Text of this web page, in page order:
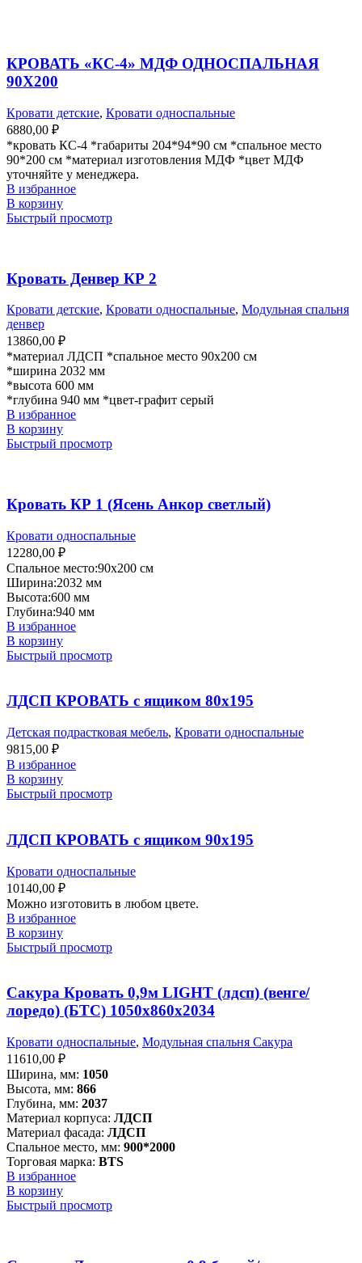
КРОВАТЬ «КС-4» МДФ ОДНОСПАЛЬНАЯ
90Х200
Кровати детские, Кровати односпальные
6880,00 ₽
*кровать КС-4 *габариты 204*94*90 см *спальное место
90*200 см *материал изготовления МДФ *цвет МДФ
уточняйте у менеджера.
В избранное
В корзину
Быстрый просмотр
Кровать Денвер КР 2
Кровати детские, Кровати односпальные, Модульная спальня
денвер
13860,00 ₽
*материал ЛДСП *спальное место 90x200 см
*ширина 2032 мм
*высота 600 мм
*глубина 940 мм *цвет-графит серый
В избранное
В корзину
Быстрый просмотр
Кровать КР 1 (Ясень Анкор светлый)
Кровати односпальные
12280,00 ₽
Спальное место:90x200 см
Ширина:2032 мм
Высота:600 мм
Глубина:940 мм
В избранное
В корзину
Быстрый просмотр
ЛДСП КРОВАТЬ с ящиком 80х195
Детская подрастковая мебель, Кровати односпальные
9815,00 ₽
В избранное
В корзину
Быстрый просмотр
ЛДСП КРОВАТЬ с ящиком 90х195
Кровати односпальные
10140,00 ₽
Можно изготовить в любом цвете.
В избранное
В корзину
Быстрый просмотр
Сакура Кровать 0,9м LIGHT (лдсп) (венге/
лоредо) (БТС) 1050х860х2034
Кровати односпальные, Модульная спальня Сакура
11610,00 ₽
Ширина, мм: 1050
Высота, мм: 866
Глубина, мм: 2037
Материал корпуса: ЛДСП
Материал фасада: ЛДСП
Спальное место, мм: 900*2000
Торговая марка: BTS
В избранное
В корзину
Быстрый просмотр